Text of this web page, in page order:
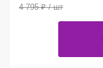
4 795₽/ шт